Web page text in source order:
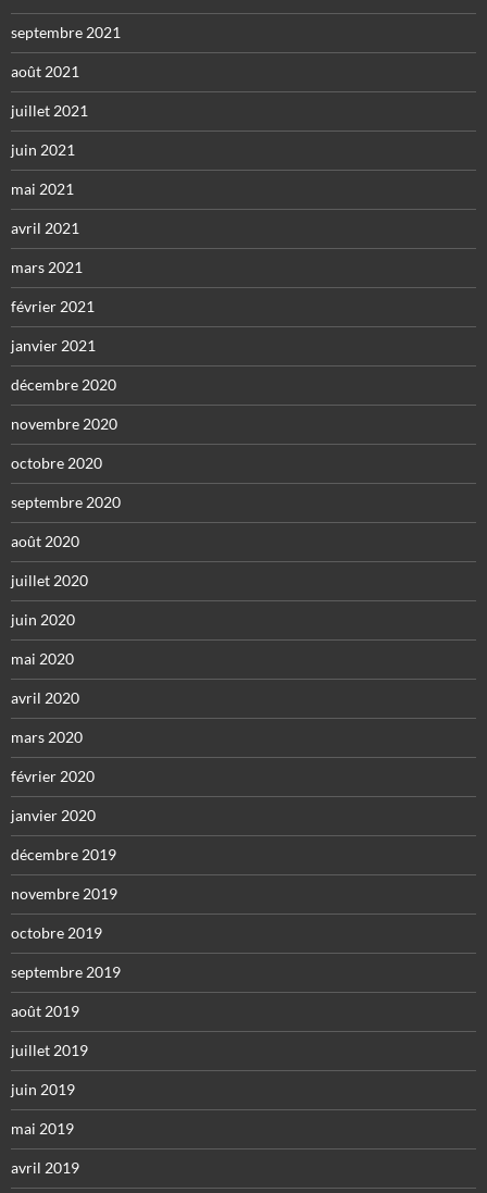
septembre 2021
août 2021
juillet 2021
juin 2021
mai 2021
avril 2021
mars 2021
février 2021
janvier 2021
décembre 2020
novembre 2020
octobre 2020
septembre 2020
août 2020
juillet 2020
juin 2020
mai 2020
avril 2020
mars 2020
février 2020
janvier 2020
décembre 2019
novembre 2019
octobre 2019
septembre 2019
août 2019
juillet 2019
juin 2019
mai 2019
avril 2019